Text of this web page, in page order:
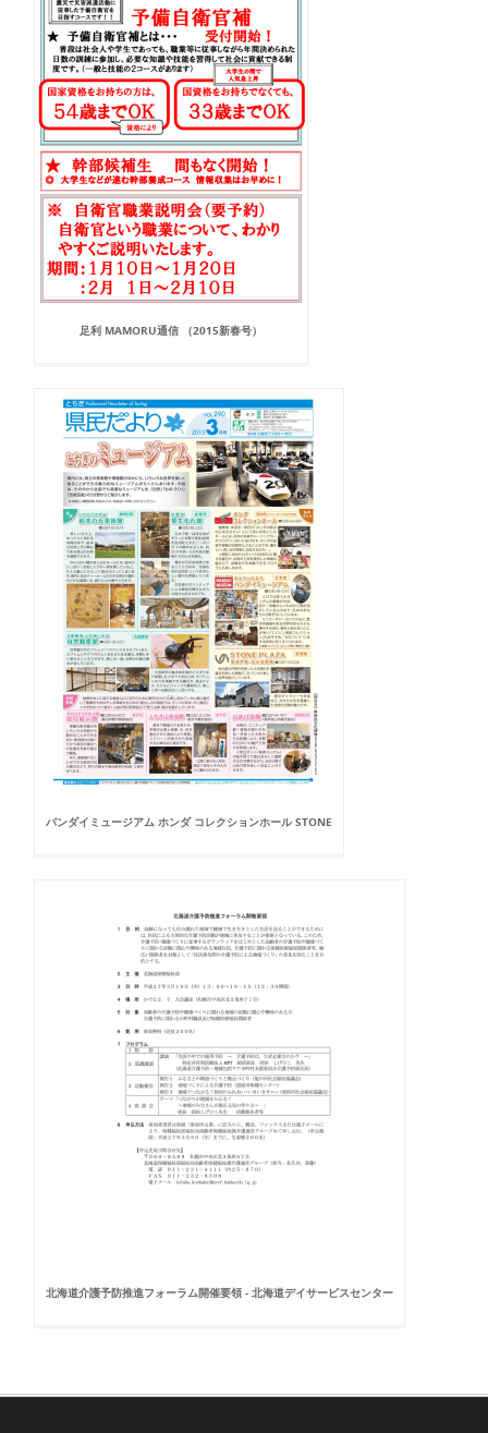
足利 MAMORU通信 （2015新春号）
バンダイミュージアム ホンダ コレクションホール STONE
北海道介護予防推進フォーラム開催要領 - 北海道デイサービスセンター